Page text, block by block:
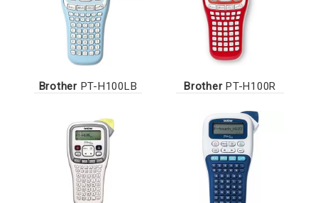
BrotherPT-H100LB BrotherPT-H100R